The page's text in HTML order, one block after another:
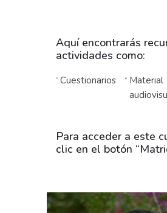
Aquí encontrarás
actividades como:
Cuestionarios
Material
Para acceder a este
clic en el botón